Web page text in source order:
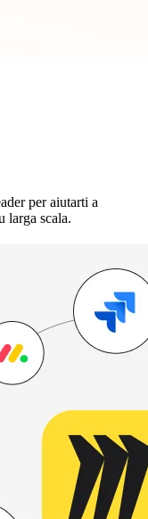
per aiutarti a
larga scala.